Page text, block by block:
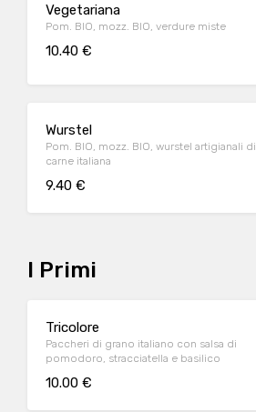
Vegetariana
Pom. BIO, mozz. BIO, verdure miste
10.40 €
Wurstel
Pom. BIO, mozz. BIO, wurstel artigianali di
carne italiana
9.40 €
I Primi
Tricolore
Paccheri di grano italiano con salsa di
pomodoro, stracciatella e basilico
10.00 €